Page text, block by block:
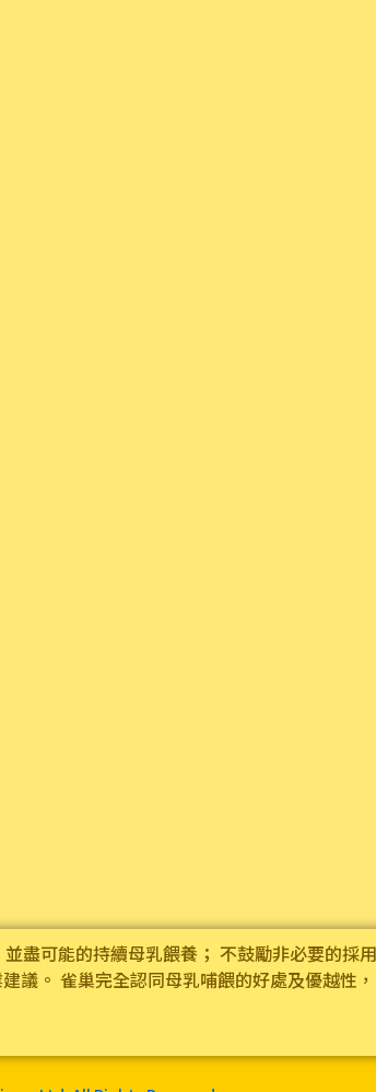
盡可能的持續母乳餵養； 不鼓勵非必要的採
議。 雀巢完全認同母乳哺餵的好處及優越性